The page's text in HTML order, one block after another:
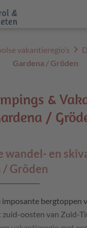
vakantieregio’s chevron_right
Gardena / Gröden
&
/
wandel- en
/ Gröden
imposante bergtoppen
oosten van Zuid-